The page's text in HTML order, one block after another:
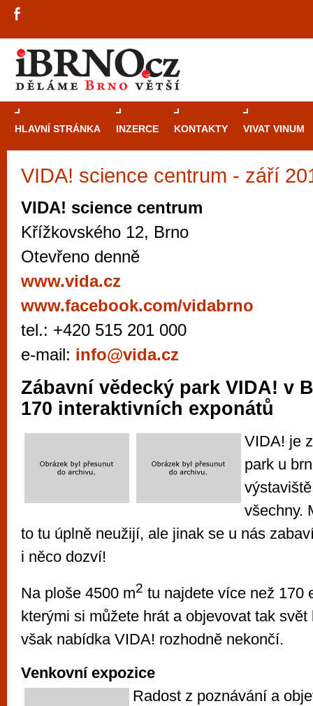
HLAVNÍ STRÁNKA INZERCE KONTAKTY VIVAT VINUM
VIDA! science centrum - září
VIDA! science centrum
Křížkovského 12, Brno
Otevřeno denně
www.vida.cz
www.facebook.com/vidabrno
tel.: +420 515 201 000
e-mail: info@vida.cz
Zábavní vědecký park VIDA! v
170 interaktivních exponátů
VIDA! je
park u
všechny.
to tu úplně neužijí, ale jinak se u nás
i něco dozví!
Na ploše 4500 m2 tu najdete více než 170
kterými si můžete hrát a objevovat tak
však nabídka VIDA! rozhodně nekončí.
Venkovní expozice
Radost z poznávání a
Průvodce
Brně: Od
automaty
Mimo jiné je ale také místem, kde si
vyzkoušet různé kasinové hry. V
metropoli naleznete širokou nabídku her
po moderní automaty jak pro pravidelné
příležitostné hráče. V...